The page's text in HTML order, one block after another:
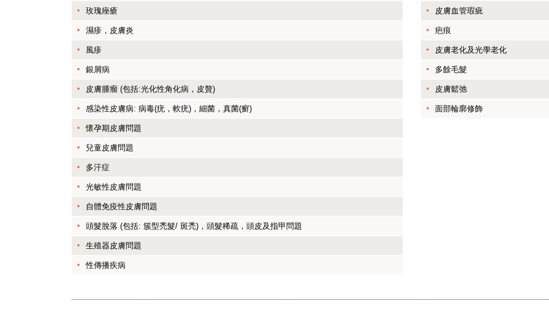
玫瑰痤瘡
濕疹，皮膚炎
風疹
銀屑病
皮膚腫瘤 (包括:光化性角化病，皮贅)
感染性皮膚病: 病毒(疣，軟疣)，細菌，真菌(癬)
懷孕期皮膚問題
兒童皮膚問題
多汗症
光敏性皮膚問題
自體免疫性皮膚問題
頭髮脫落 (包括: 簇型禿髮/ 斑禿)，頭髮稀疏，頭皮及指甲問題
生殖器皮膚問題
性傳播疾病
皮膚血管瑕疵
疤痕
皮膚老化及光學老化
多餘毛髮
皮膚鬆弛
面部輪廓修飾